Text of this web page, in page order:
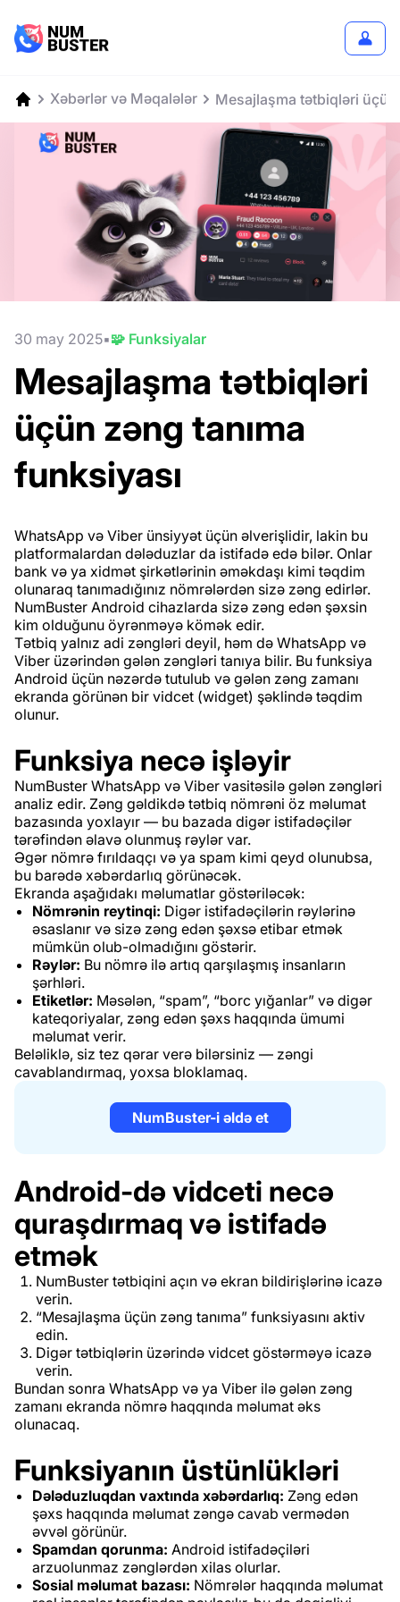
Xəbərlər və Məqalələr Mesajlaşma tətbiqləri üçün
30 may 2025 🧩 Funksiyalar
Mesajlaşma tətbiqləri
üçün zəng tanıma
funksiyası
WhatsApp və Viber ünsiyyət üçün əlverişlidir, lakin bu
platformalardan dələduzlar da istifadə edə bilər. Onlar
bank və ya xidmət şirkətlərinin əməkdaşı kimi təqdim
olunaraq tanımadığınız nömrələrdən sizə zəng edirlər.
NumBuster Android cihazlarda sizə zəng edən şəxsin
kim olduğunu öyrənməyə kömək edir.
Tətbiq yalnız adi zəngləri deyil, həm də WhatsApp və
Viber üzərindən gələn zəngləri tanıya bilir. Bu funksiya
Android üçün nəzərdə tutulub və gələn zəng zamanı
ekranda görünən bir vidcet (widget) şəklində təqdim
olunur.
Funksiya necə işləyir
NumBuster WhatsApp və Viber vasitəsilə gələn zəngləri
analiz edir. Zəng gəldikdə tətbiq nömrəni öz məlumat
bazasında yoxlayır — bu bazada digər istifadəçilər
tərəfindən əlavə olunmuş rəylər var.
Əgər nömrə fırıldaqçı və ya spam kimi qeyd olunubsa,
bu barədə xəbərdarlıq görünəcək.
Ekranda aşağıdakı məlumatlar göstəriləcək:
Nömrənin reytinqi: Digər istifadəçilərin rəylərinə
əsaslanır və sizə zəng edən şəxsə etibar etmək
mümkün olub-olmadığını göstərir.
Rəylər: Bu nömrə ilə artıq qarşılaşmış insanların
şərhləri.
Etiketlər: Məsələn, “spam”, “borc yığanlar” və digər
kateqoriyalar, zəng edən şəxs haqqında ümumi
məlumat verir.
Beləliklə, siz tez qərar verə bilərsiniz — zəngi
cavablandırmaq, yoxsa bloklamaq.
NumBuster-i əldə et
Android-də vidceti necə
quraşdırmaq və istifadə
etmək
NumBuster tətbiqini açın və ekran bildirişlərinə icazə
verin.
“Mesajlaşma üçün zəng tanıma” funksiyasını aktiv
edin.
Digər tətbiqlərin üzərində vidcet göstərməyə icazə
verin.
Bundan sonra WhatsApp və ya Viber ilə gələn zəng
zamanı ekranda nömrə haqqında məlumat əks
olunacaq.
Funksiyanın üstünlükləri
Dələduzluqdan vaxtında xəbərdarlıq: Zəng edən
şəxs haqqında məlumat zəngə cavab vermədən
əvvəl görünür.
Spamdan qorunma: Android istifadəçiləri
arzuolunmaz zənglərdən xilas olurlar.
Sosial məlumat bazası: Nömrələr haqqında məlumat